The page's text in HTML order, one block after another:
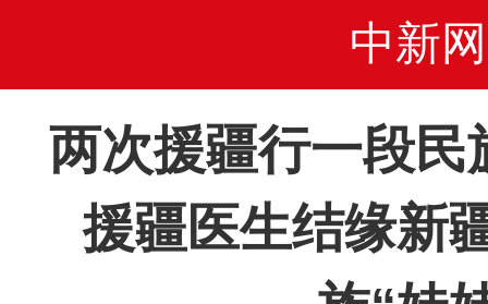
中新网
两次援疆行一段民
援疆医生结缘新